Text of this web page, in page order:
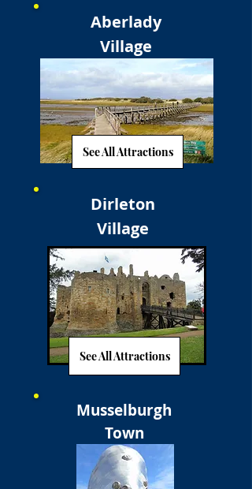
Aberlady
Village
See All Attractions
Dirleton
Village
See All Attractions
Musselburgh
Town